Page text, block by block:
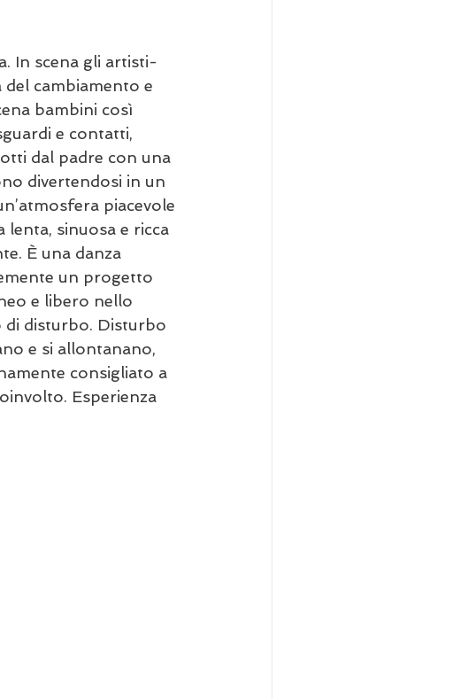
In scena gli artisti-
cambiamento e
bambini così
e contatti,
dal padre con una
divertendosi in un
piacevole
lenta, sinuosa e ricca
È una danza
un progetto
e libero nello
di disturbo. Disturbo
e si allontanano,
consigliato a
Esperienza